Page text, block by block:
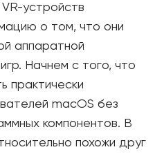
устройств
о том, что они
аппаратной
Начнем с того, что
практически
macOS без
компонентов. В
похожи друг